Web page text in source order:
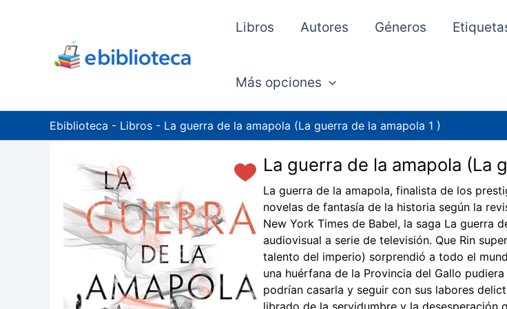
Libros Autores Géneros
Más opciones
Ebiblioteca - Libros - La guerra de la amapola (La guerra de la amapola 1 )
La guerra de la amapola (La
La guerra de la amapola, finalista de los
novelas de fantasía de la historia según la
New York Times de Babel, la saga La guerra
audiovisual a serie de televisión. Que Rin
talento del imperio) sorprendió a todo el
una huérfana de la Provincia del Gallo
podrían casarla y seguir con sus labores
librado de la servidumbre y la desesperación